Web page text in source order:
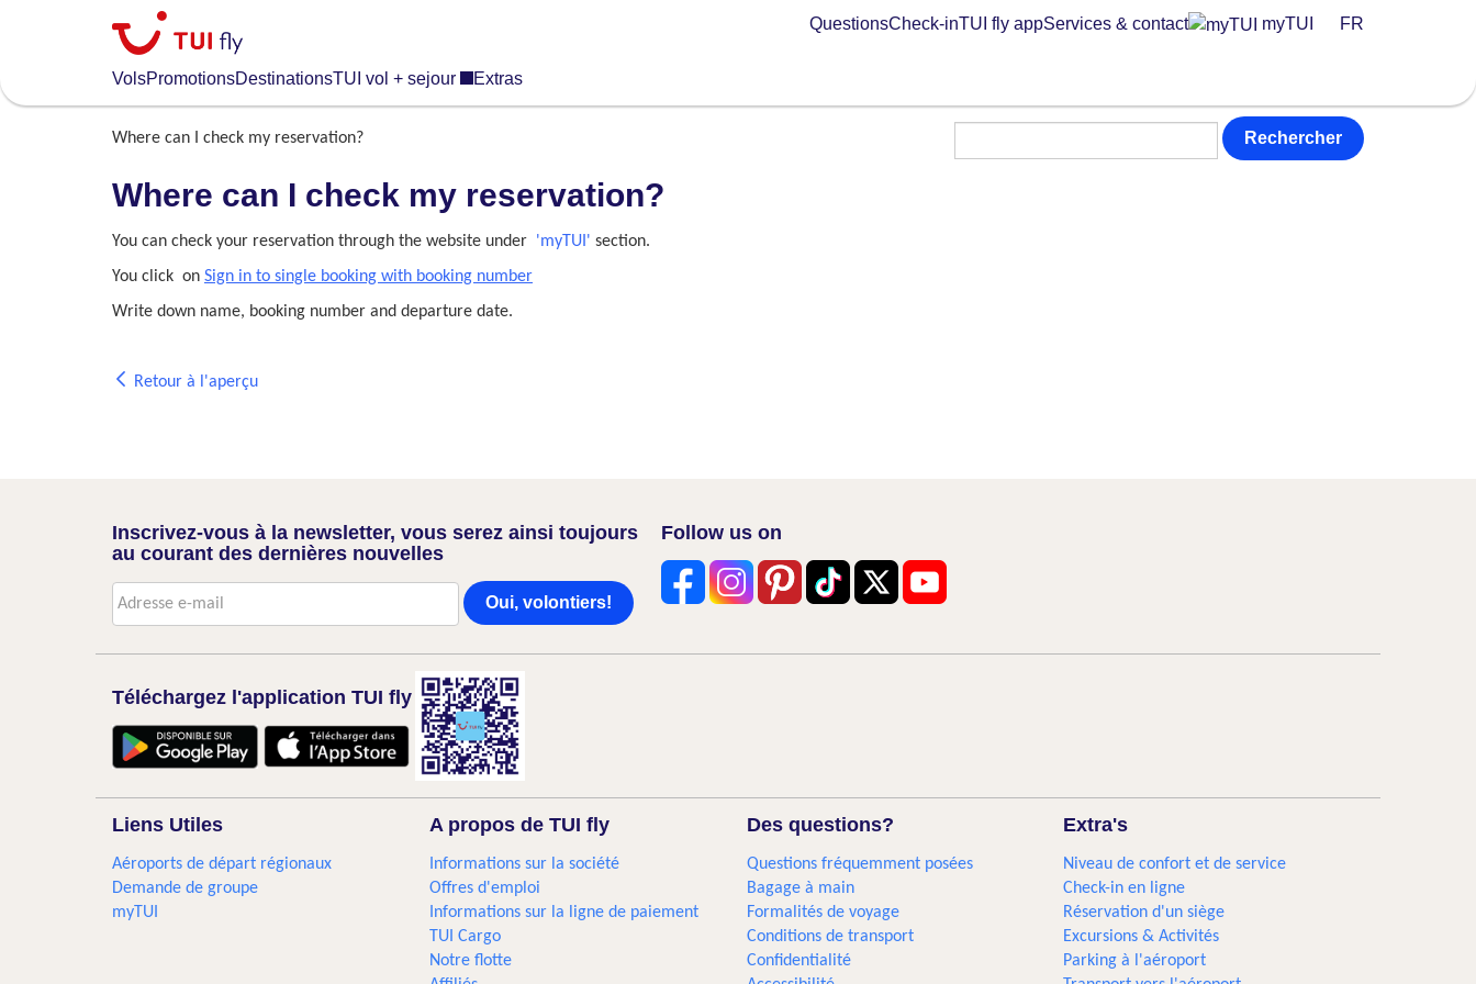
content
VolsPromotionsDestinationsTUI vol + sejour Extras
QuestionsCheck-inTUI fly appServices & contact myTUI FR
Where can I check my reservation? Rechercher
Where can I check my reservation?
You can check your reservation through the website under 'myTUI' section.
You click on Sign in to single booking with booking number
Write down name, booking number and departure date.
Retour à l'aperçu
Inscrivez-vous à la newsletter, vous serez ainsi toujours
au courant des dernières nouvelles
Oui, volontiers!
Follow us on
Téléchargez l'application TUI fly
Liens Utiles
Aéroports de départ régionaux
Demande de groupe
myTUI
A propos de TUI fly
Informations sur la société
Offres d'emploi
Informations sur la ligne de paiement
TUI Cargo
Notre flotte
Des questions?
Questions fréquemment posées
Bagage à main
Formalités de voyage
Conditions de transport
Confidentialité
Extra's
Niveau de confort et de service
Check-in en ligne
Réservation d'un siège
Excursions & Activités​
Parking à l'aéroport